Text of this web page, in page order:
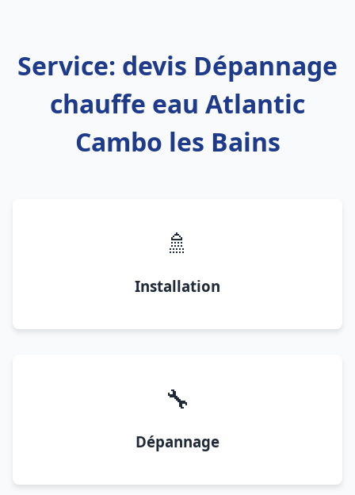
Service: devis Dépannage
chauffe eau Atlantic
Cambo les Bains
🚿
Installation
🔧
Dépannage